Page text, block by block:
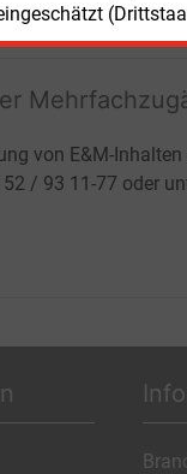
von E&M-
/ 93 11-77 oder